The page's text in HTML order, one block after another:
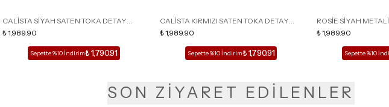
CALİSTA SİYAH SATEN TOKA DETAY
SİVRİ BURUN KADIN TOPUKLU TERLİK
₺ 1,989.90
Sepette %10 İndirim₺ 1,790.91
CALİSTA KIRMIZI SATEN TOKA DETAY
SİVRİ BURUN KADIN TOPUKLU TERLİK
₺ 1,989.90
Sepette %10 İndirim₺ 1,790.91
ROSİE SİYAH
DETAY KAFESLİ
₺ 1,989.90
Sepette %10
SON ZİYARET EDİLENLER